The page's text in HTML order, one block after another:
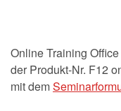
Online Training
der Produkt-Nr. F12
mit dem